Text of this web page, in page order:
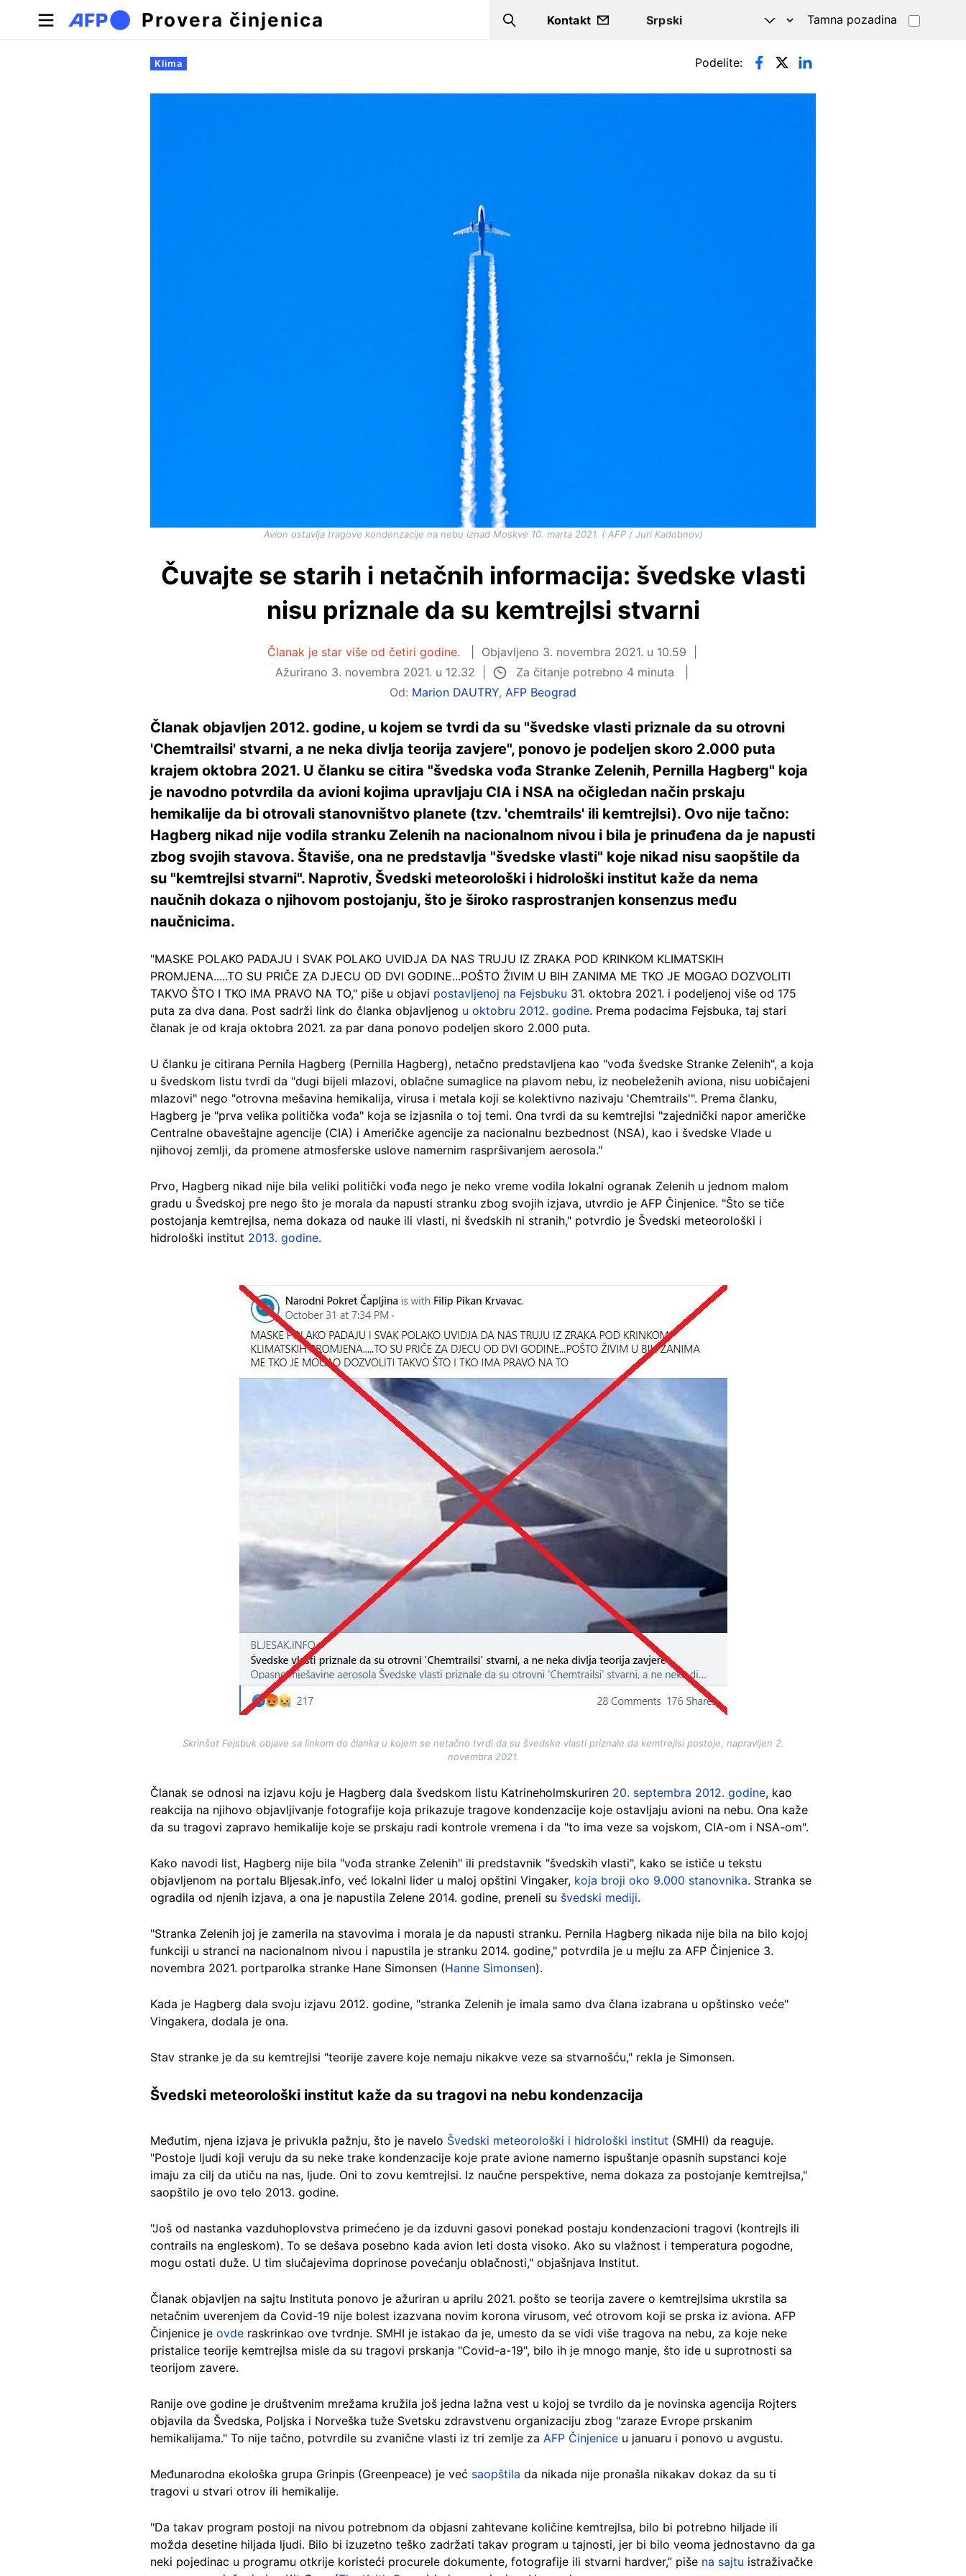
Skip to main content
Provera činjenica Search
Kontakt Tamna pozadina
Примарни табови
Klima Podelite:
Avion ostavlja tragove kondenzacije na nebu iznad Moskve 10. marta 2021. ( AFP / Juri Kadobnov)
Čuvajte se starih i netačnih informacija: švedske vlasti
nisu priznale da su kemtrejlsi stvarni
Članak je star više od četiri godine. Objavljeno 3. novembra 2021. u 10.59
Ažurirano 3. novembra 2021. u 12.32
Za čitanje potrebno 4 minuta
Od: Marion DAUTRY, AFP Beograd
Članak objavljen 2012. godine, u kojem se tvrdi da su "švedske vlasti priznale da su otrovni
'Chemtrailsi' stvarni, a ne neka divlja teorija zavjere", ponovo je podeljen skoro 2.000 puta
krajem oktobra 2021. U članku se citira "švedska vođa Stranke Zelenih, Pernilla Hagberg" koja
je navodno potvrdila da avioni kojima upravljaju CIA i NSA na očigledan način prskaju
hemikalije da bi otrovali stanovništvo planete (tzv. 'chemtrails' ili kemtrejlsi). Ovo nije tačno:
Hagberg nikad nije vodila stranku Zelenih na nacionalnom nivou i bila je prinuđena da je napusti
zbog svojih stavova. Štaviše, ona ne predstavlja "švedske vlasti" koje nikad nisu saopštile da
su "kemtrejlsi stvarni". Naprotiv, Švedski meteorološki i hidrološki institut kaže da nema
naučnih dokaza o njihovom postojanju, što je široko rasprostranjen konsenzus među
naučnicima.
"MASKE POLAKO PADAJU I SVAK POLAKO UVIDJA DA NAS TRUJU IZ ZRAKA POD KRINKOM KLIMATSKIH
PROMJENA.....TO SU PRIČE ZA DJECU OD DVI GODINE...POŠTO ŽIVIM U BIH ZANIMA ME TKO JE MOGAO DOZVOLITI
TAKVO ŠTO I TKO IMA PRAVO NA TO," piše u objavi postavljenoj na Fejsbuku 31. oktobra 2021. i podeljenoj više od 175
puta za dva dana. Post sadrži link do članka objavljenog u oktobru 2012. godine. Prema podacima Fejsbuka, taj stari
članak je od kraja oktobra 2021. za par dana ponovo podeljen skoro 2.000 puta.
U članku je citirana Pernila Hagberg (Pernilla Hagberg), netačno predstavljena kao "vođa švedske Stranke Zelenih", a koja
u švedskom listu tvrdi da "dugi bijeli mlazovi, oblačne sumaglice na plavom nebu, iz neobeleženih aviona, nisu uobičajeni
mlazovi" nego "otrovna mešavina hemikalija, virusa i metala koji se kolektivno nazivaju 'Chemtrails'". Prema članku,
Hagberg je "prva velika politička vođa" koja se izjasnila o toj temi. Ona tvrdi da su kemtrejlsi "zajednički napor američke
Centralne obaveštajne agencije (CIA) i Američke agencije za nacionalnu bezbednost (NSA), kao i švedske Vlade u
njihovoj zemlji, da promene atmosferske uslove namernim raspršivanjem aerosola."
Prvo, Hagberg nikad nije bila veliki politički vođa nego je neko vreme vodila lokalni ogranak Zelenih u jednom malom
gradu u Švedskoj pre nego što je morala da napusti stranku zbog svojih izjava, utvrdio je AFP Činjenice. "Što se tiče
postojanja kemtrejlsa, nema dokaza od nauke ili vlasti, ni švedskih ni stranih," potvrdio je Švedski meteorološki i
hidrološki institut 2013. godine.
Skrinšot Fejsbuk objave sa linkom do članka u kojem se netačno tvrdi da su švedske vlasti priznale da kemtrejlsi postoje, napravljen 2.
novembra 2021.
Članak se odnosi na izjavu koju je Hagberg dala švedskom listu Katrineholmskuriren 20. septembra 2012. godine, kao
reakcija na njihovo objavljivanje fotografije koja prikazuje tragove kondenzacije koje ostavljaju avioni na nebu. Ona kaže
da su tragovi zapravo hemikalije koje se prskaju radi kontrole vremena i da "to ima veze sa vojskom, CIA-om i NSA-om".
Kako navodi list, Hagberg nije bila "vođa stranke Zelenih" ili predstavnik "švedskih vlasti", kako se ističe u tekstu
objavljenom na portalu Bljesak.info, već lokalni lider u maloj opštini Vingaker, koja broji oko 9.000 stanovnika. Stranka se
ogradila od njenih izjava, a ona je napustila Zelene 2014. godine, preneli su švedski mediji.
"Stranka Zelenih joj je zamerila na stavovima i morala je da napusti stranku. Pernila Hagberg nikada nije bila na bilo kojoj
funkciji u stranci na nacionalnom nivou i napustila je stranku 2014. godine," potvrdila je u mejlu za AFP Činjenice 3.
novembra 2021. portparolka stranke Hane Simonsen (Hanne Simonsen).
Kada je Hagberg dala svoju izjavu 2012. godine, "stranka Zelenih je imala samo dva člana izabrana u opštinsko veće"
Vingakera, dodala je ona.
Stav stranke je da su kemtrejlsi "teorije zavere koje nemaju nikakve veze sa stvarnošću," rekla je Simonsen.
Švedski meteorološki institut kaže da su tragovi na nebu kondenzacija
Međutim, njena izjava je privukla pažnju, što je navelo Švedski meteorološki i hidrološki institut (SMHI) da reaguje.
"Postoje ljudi koji veruju da su neke trake kondenzacije koje prate avione namerno ispuštanje opasnih supstanci koje
imaju za cilj da utiču na nas, ljude. Oni to zovu kemtrejlsi. Iz naučne perspektive, nema dokaza za postojanje kemtrejlsa,"
saopštilo je ovo telo 2013. godine.
"Još od nastanka vazduhoplovstva primećeno je da izduvni gasovi ponekad postaju kondenzacioni tragovi (kontrejls ili
contrails na engleskom). To se dešava posebno kada avion leti dosta visoko. Ako su vlažnost i temperatura pogodne,
mogu ostati duže. U tim slučajevima doprinose povećanju oblačnosti," objašnjava Institut.
Članak objavljen na sajtu Instituta ponovo je ažuriran u aprilu 2021. pošto se teorija zavere o kemtrejlsima ukrstila sa
netačnim uverenjem da Covid-19 nije bolest izazvana novim korona virusom, već otrovom koji se prska iz aviona. AFP
Činjenice je ovde raskrinkao ove tvrdnje. SMHI je istakao da je, umesto da se vidi više tragova na nebu, za koje neke
pristalice teorije kemtrejlsa misle da su tragovi prskanja "Covid-a-19", bilo ih je mnogo manje, što ide u suprotnosti sa
teorijom zavere.
Ranije ove godine je društvenim mrežama kružila još jedna lažna vest u kojoj se tvrdilo da je novinska agencija Rojters
objavila da Švedska, Poljska i Norveška tuže Svetsku zdravstvenu organizaciju zbog "zaraze Evrope prskanim
hemikalijama." To nije tačno, potvrdile su zvanične vlasti iz tri zemlje za AFP Činjenice u januaru i ponovo u avgustu.
Međunarodna ekološka grupa Grinpis (Greenpeace) je već saopštila da nikada nije pronašla nikakav dokaz da su ti
tragovi u stvari otrov ili hemikalije.
"Da takav program postoji na nivou potrebnom da objasni zahtevane količine kemtrejlsa, bilo bi potrebno hiljade ili
možda desetine hiljada ljudi. Bilo bi izuzetno teško zadržati takav program u tajnosti, jer bi bilo veoma jednostavno da ga
neki pojedinac u programu otkrije koristeći procurele dokumente, fotografije ili stvarni hardver,” piše na sajtu istraživačke